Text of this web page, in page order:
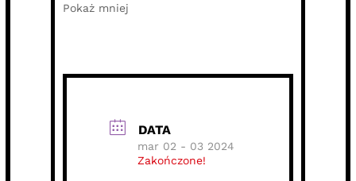
Pokaż mniej
DATA
mar 02 - 03 2024
Zakończone!